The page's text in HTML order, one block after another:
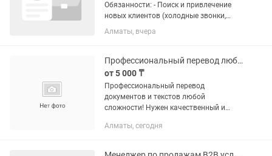
Обязанности: - Поиск и привлечение
новых клиентов (холодные звонки,
деловые встречи, переписка,
презентация продукции); - Обработка
клиентов по ассортименту и...
Алматы, вчера
Профессиональный перевод любых документов
от 5 000 ₸
Профессиональный перевод
документов и текстов любой
сложности! Нужен качественный и
оттенка? Помогу преодолеть любой
📌 Основные...
Алматы, сегодня